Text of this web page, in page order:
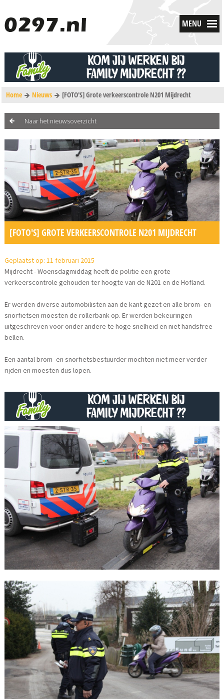
MENU
Home Nieuws [FOTO'S] Grote verkeerscontrole N201 Mijdrecht
Naar het nieuwsoverzicht
[FOTO'S] GROTE VERKEERSCONTROLE N201 MIJDRECHT
Geplaatst op: 11 februari 2015
Mijdrecht - Woensdagmiddag heeft de politie een grote
verkeerscontrole gehouden ter hoogte van de N201 en de Hofland.
Er werden diverse automobilisten aan de kant gezet en alle brom- en
snorfietsen moesten de rollerbank op. Er werden bekeuringen
uitgeschreven voor onder andere te hoge snelheid en niet handsfree
bellen.
Een aantal brom- en snorfietsbestuurder mochten niet meer verder
rijden en moesten dus lopen.